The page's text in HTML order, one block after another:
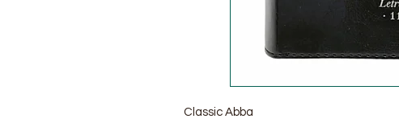
Classic Abba